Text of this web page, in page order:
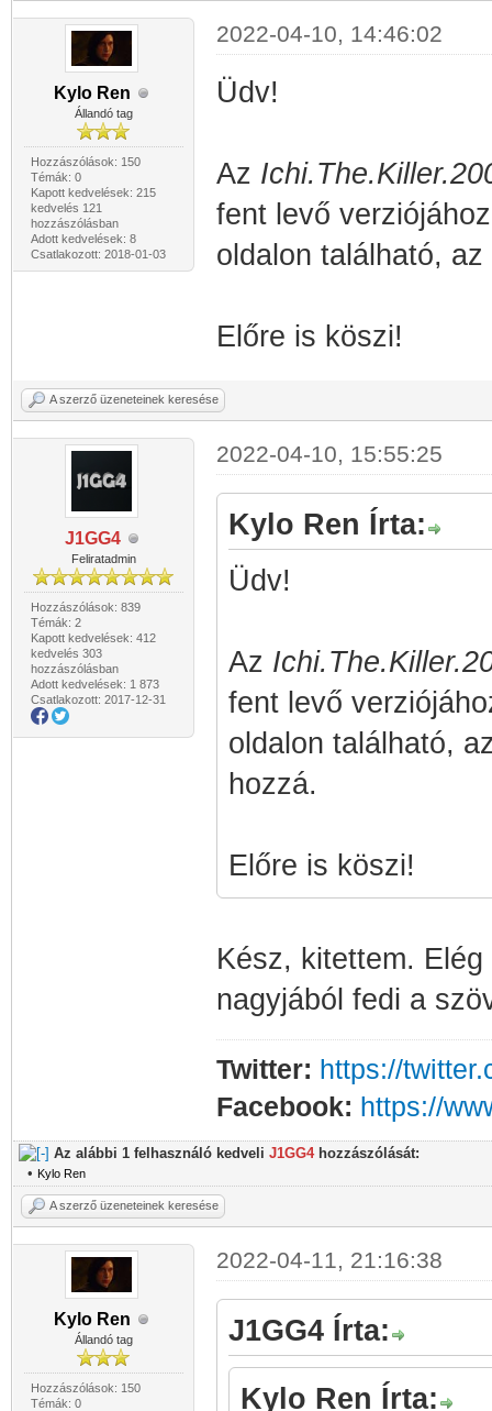
Kylo Ren
Állandó tag
Hozzászólások: 150
Témák: 0
Kapott kedvelések: 215
kedvelés 121
hozzászólásban
Adott kedvelések: 8
Csatlakozott: 2018-01-03
2022-04-10, 14:46:02
Üdv!
Az
fent levő
oldalon található,
Előre is köszi!
A szerző üzeneteinek keresése
J1GG4
Feliratadmin
Hozzászólások: 839
Témák: 2
Kapott kedvelések: 412
kedvelés 303
hozzászólásban
Adott kedvelések: 1 873
Csatlakozott: 2017-12-31
2022-04-10, 15:55:25
Kylo Ren Írta:
Üdv!
Az
fent levő
oldalon található,
hozzá.
Előre is köszi!
Kész, kitettem.
nagyjából fedi a
Twitter: https://
Facebook: https://
Az alábbi 1 felhasználó kedveli J1GG4hozzászólását:
• Kylo Ren
A szerző üzeneteinek keresése
Kylo Ren
Állandó tag
Hozzászólások: 150
Témák: 0
2022-04-11, 21:16:38
J1GG4 Írta:
Kylo Ren Írta: